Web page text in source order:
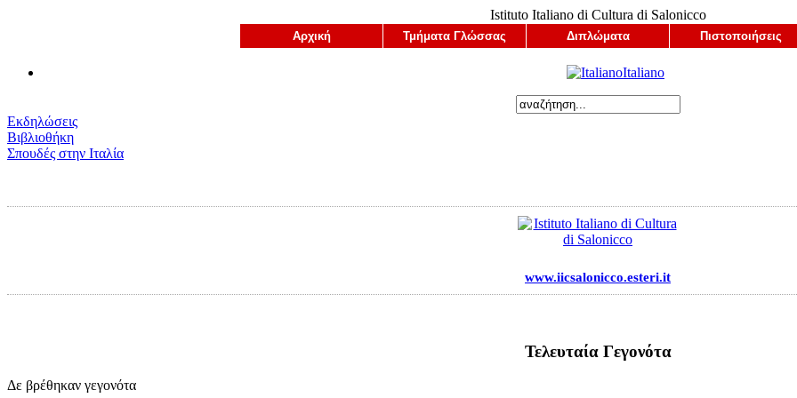
Istituto Italiano di Cultura di Salonicco
Αρχική Τμήματα Γλώσσας Διπλώματα Πιστοποιήσεις
Italianο
Εκδηλώσεις
Βιβλιοθήκη
Σπουδές στην Ιταλία
www.iicsalonicco.esteri.it
Τελευταία Γεγονότα
Δε βρέθηκαν γεγονότα